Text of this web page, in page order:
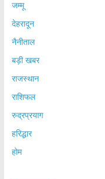
जम्मू
देहरादून
नैनीताल
बड़ी खबर
राजस्थान
राशिफल
रुद्रप्रयाग
हरिद्धार
होम